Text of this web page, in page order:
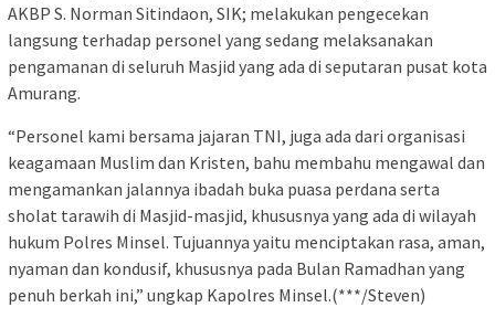
AKBP S. Norman Sitindaon, SIK; melakukan pengecekan
langsung terhadap personel yang sedang melaksanakan
pengamanan di seluruh Masjid yang ada di seputaran pusat kota
Amurang.
“Personel kami bersama jajaran TNI, juga ada dari organisasi
keagamaan Muslim dan Kristen, bahu membahu mengawal dan
mengamankan jalannya ibadah buka puasa perdana serta
sholat tarawih di Masjid-masjid, khususnya yang ada di wilayah
hukum Polres Minsel. Tujuannya yaitu menciptakan rasa, aman,
nyaman dan kondusif, khususnya pada Bulan Ramadhan yang
penuh berkah ini,” ungkap Kapolres Minsel.(***/Steven)